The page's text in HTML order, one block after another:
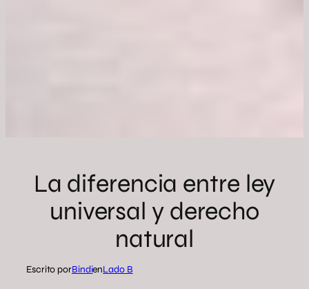
La diferencia entre ley
universal y derecho
natural
Escrito porBindienLado B